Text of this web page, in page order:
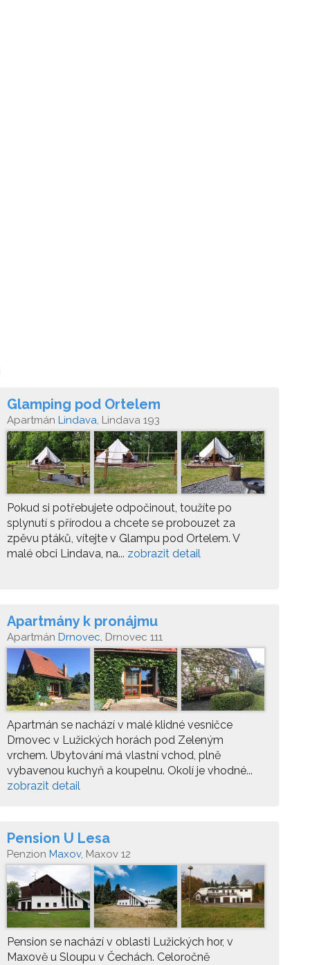
Glamping pod Ortelem
Apartmán Lindava, Lindava 193
Pokud si potřebujete odpočinout, toužíte po
splynutí s přírodou a chcete se probouzet za
zpěvu ptáků, vítejte v Glampu pod Ortelem. V
malé obci Lindava, na... zobrazit detail
Apartmány k pronájmu
Apartmán Drnovec, Drnovec 111
Apartmán se nachází v malé klidné vesničce
Drnovec v Lužických horách pod Zeleným
vrchem. Ubytování má vlastní vchod, plně
vybavenou kuchyň a koupelnu. Okolí je vhodné...
zobrazit detail
Pension U Lesa
Penzion Maxov, Maxov 12
Pension se nachází v oblasti Lužických hor, v
Maxově u Sloupu v Čechách. Celoročně